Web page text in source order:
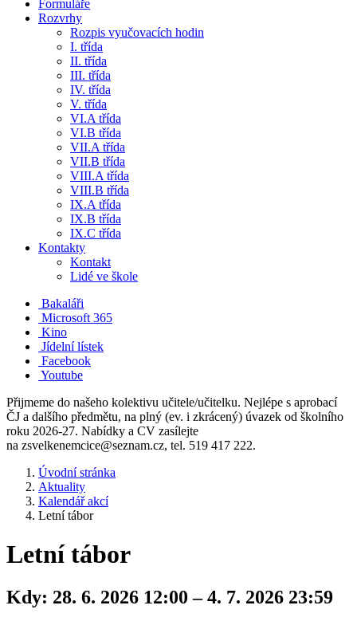
Formuláře
Rozvrhy
Rozpis vyučovacích hodin
I. třída
II. třída
III. třída
IV. třída
V. třída
VI.A třída
VI.B třída
VII.A třída
VII.B třída
VIII.A třída
VIII.B třída
IX.A třída
IX.B třída
IX.C třída
Kontakty
Kontakt
Lidé ve škole
Bakaláři
Microsoft 365
Kino
Jídelní lístek
Facebook
Youtube
Přijmeme do našeho kolektivu učitele/učitelku. Nejlépe s aprobací
ČJ a dalšího předmětu, na plný (ev. i zkrácený) úvazek od školního
roku 2026-27. Nabídky a CV zasílejte
na zsvelkenemcice@seznam.cz, tel. 519 417 222.
Úvodní stránka
Aktuality
Kalendář akcí
Letní tábor
Letní tábor
Kdy: 28. 6. 2026 12:00 – 4. 7. 2026 23:59